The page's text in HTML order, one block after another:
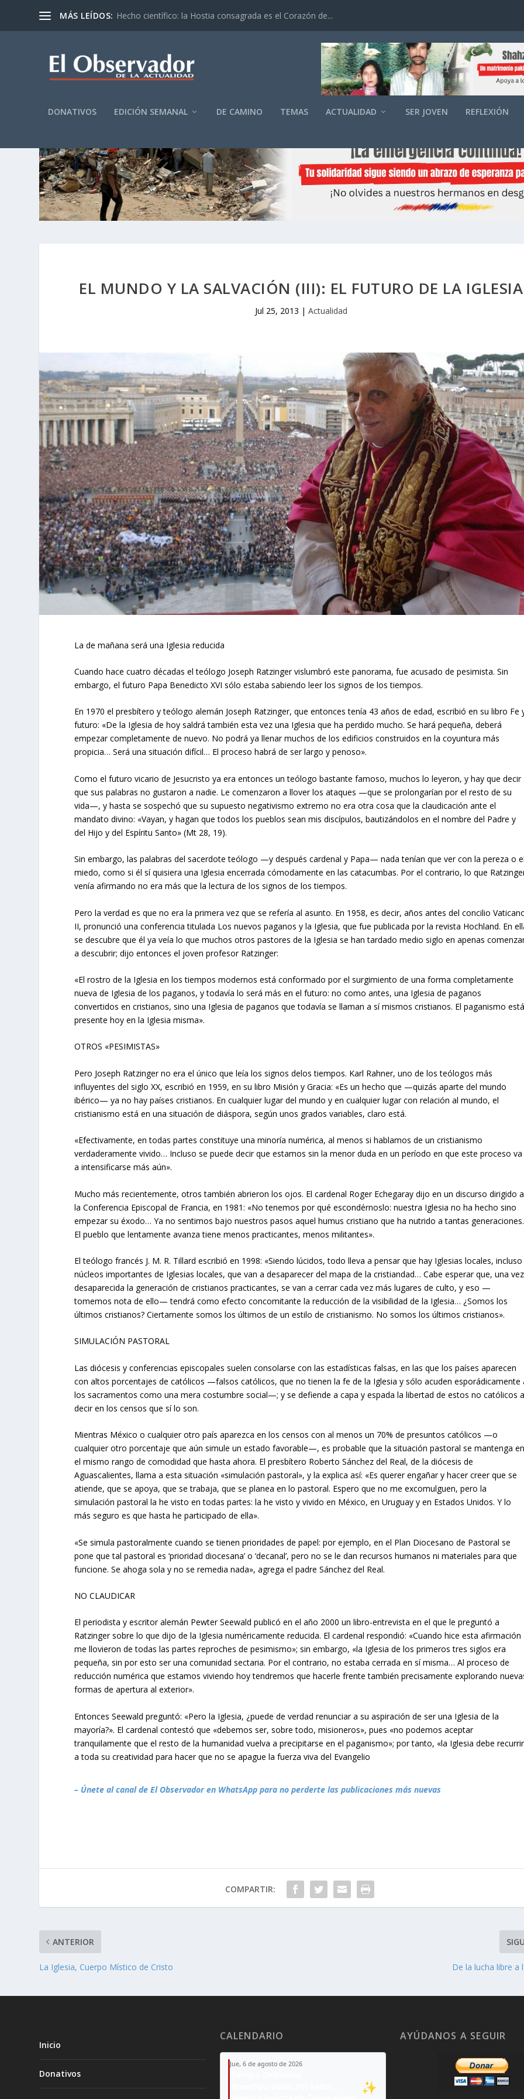
MÁS LEÍDOS: Hecho científico: la Hostia consagrada es el Corazón de...
DONATIVOS EDICIÓN SEMANAL DE CAMINO TEMAS ACTUALIDAD SER JOVEN REFLEXIÓN
EL MUNDO Y LA SALVACIÓN (III): EL FUTURO DE LA IGLESIA
Jul 25, 2013 | Actualidad
La de mañana será una Iglesia reducida
Cuando hace cuatro décadas el teólogo Joseph Ratzinger vislumbró este panorama, fue acusado de pesimista. Sin
embargo, el futuro Papa Benedicto XVI sólo estaba sabiendo leer los signos de los tiempos.
En 1970 el presbítero y teólogo alemán Joseph Ratzinger, que entonces tenía 43 años de edad, escribió en su libro Fe
futuro: «De la Iglesia de hoy saldrá también esta vez una Iglesia que ha perdido mucho. Se hará pequeña, deberá
empezar completamente de nuevo. No podrá ya llenar muchos de los edificios construidos en la coyuntura más
propicia… Será una situación difícil… El proceso habrá de ser largo y penoso».
Como el futuro vicario de Jesucristo ya era entonces un teólogo bastante famoso, muchos lo leyeron, y hay que decir
que sus palabras no gustaron a nadie. Le comenzaron a llover los ataques —que se prolongarían por el resto de su
vida—, y hasta se sospechó que su supuesto negativismo extremo no era otra cosa que la claudicación ante el
mandato divino: «Vayan, y hagan que todos los pueblos sean mis discípulos, bautizándolos en el nombre del Padre y
del Hijo y del Espíritu Santo» (Mt 28, 19).
Sin embargo, las palabras del sacerdote teólogo —y después cardenal y Papa— nada tenían que ver con la pereza o
miedo, como si él sí quisiera una Iglesia encerrada cómodamente en las catacumbas. Por el contrario, lo que
venía afirmando no era más que la lectura de los signos de los tiempos.
Pero la verdad es que no era la primera vez que se refería al asunto. En 1958, es decir, años antes del concilio
II, pronunció una conferencia titulada Los nuevos paganos y la Iglesia, que fue publicada por la revista Hochland. En
se descubre que él ya veía lo que muchos otros pastores de la Iglesia se han tardado medio siglo en apenas
a descubrir; dijo entonces el joven profesor Ratzinger:
«El rostro de la Iglesia en los tiempos modernos está conformado por el surgimiento de una forma completamente
nueva de Iglesia de los paganos, y todavía lo será más en el futuro: no como antes, una Iglesia de paganos
convertidos en cristianos, sino una Iglesia de paganos que todavía se llaman a sí mismos cristianos. El paganismo
presente hoy en la Iglesia misma».
OTROS «PESIMISTAS»
Pero Joseph Ratzinger no era el único que leía los signos delos tiempos. Karl Rahner, uno de los teólogos más
influyentes del siglo XX, escribió en 1959, en su libro Misión y Gracia: «Es un hecho que —quizás aparte del mundo
ibérico— ya no hay países cristianos. En cualquier lugar del mundo y en cualquier lugar con relación al mundo, el
cristianismo está en una situación de diáspora, según unos grados variables, claro está.
«Efectivamente, en todas partes constituye una minoría numérica, al menos si hablamos de un cristianismo
verdaderamente vivido… Incluso se puede decir que estamos sin la menor duda en un período en que este proceso va
a intensificarse más aún».
Mucho más recientemente, otros también abrieron los ojos. El cardenal Roger Echegaray dijo en un discurso dirigido a
la Conferencia Episcopal de Francia, en 1981: «No tenemos por qué escondérnoslo: nuestra Iglesia no ha hecho sino
empezar su éxodo… Ya no sentimos bajo nuestros pasos aquel humus cristiano que ha nutrido a tantas generaciones.
El pueblo que lentamente avanza tiene menos practicantes, menos militantes».
El teólogo francés J. M. R. Tillard escribió en 1998: «Siendo lúcidos, todo lleva a pensar que hay Iglesias locales, incluso
núcleos importantes de Iglesias locales, que van a desaparecer del mapa de la cristiandad… Cabe esperar que, una vez
desaparecida la generación de cristianos practicantes, se van a cerrar cada vez más lugares de culto, y eso —
tomemos nota de ello— tendrá como efecto concomitante la reducción de la visibilidad de la Iglesia… ¿Somos los
últimos cristianos? Ciertamente somos los últimos de un estilo de cristianismo. No somos los últimos cristianos».
SIMULACIÓN PASTORAL
Las diócesis y conferencias episcopales suelen consolarse con las estadísticas falsas, en las que los países aparecen
con altos porcentajes de católicos —falsos católicos, que no tienen la fe de la Iglesia y sólo acuden esporádicamente
los sacramentos como una mera costumbre social—; y se defiende a capa y espada la libertad de estos no católicos
decir en los censos que sí lo son.
Mientras México o cualquier otro país aparezca en los censos con al menos un 70% de presuntos católicos —o
cualquier otro porcentaje que aún simule un estado favorable—, es probable que la situación pastoral se mantenga
el mismo rango de comodidad que hasta ahora. El presbítero Roberto Sánchez del Real, de la diócesis de
Aguascalientes, llama a esta situación «simulación pastoral», y la explica así: «Es querer engañar y hacer creer que se
atiende, que se apoya, que se trabaja, que se planea en lo pastoral. Espero que no me excomulguen, pero la
simulación pastoral la he visto en todas partes: la he visto y vivido en México, en Uruguay y en Estados Unidos. Y lo
más seguro es que hasta he participado de ella».
«Se simula pastoralmente cuando se tienen prioridades de papel: por ejemplo, en el Plan Diocesano de Pastoral se
pone que tal pastoral es ‘prioridad diocesana’ o ‘decanal’, pero no se le dan recursos humanos ni materiales para que
funcione. Se ahoga sola y no se remedia nada», agrega el padre Sánchez del Real.
NO CLAUDICAR
El periodista y escritor alemán Pewter Seewald publicó en el año 2000 un libro-entrevista en el que le preguntó a
Ratzinger sobre lo que dijo de la Iglesia numéricamente reducida. El cardenal respondió: «Cuando hice esta afirmación
me llovieron de todas las partes reproches de pesimismo»; sin embargo, «la Iglesia de los primeros tres siglos era
pequeña, sin por esto ser una comunidad sectaria. Por el contrario, no estaba cerrada en sí misma… Al proceso de
reducción numérica que estamos viviendo hoy tendremos que hacerle frente también precisamente explorando
formas de apertura al exterior».
Entonces Seewald preguntó: «Pero la Iglesia, ¿puede de verdad renunciar a su aspiración de ser una Iglesia de la
mayoría?». El cardenal contestó que «debemos ser, sobre todo, misioneros», pues «no podemos aceptar
tranquilamente que el resto de la humanidad vuelva a precipitarse en el paganismo»; por tanto, «la Iglesia debe recurrir
a toda su creatividad para hacer que no se apague la fuerza viva del Evangelio
– Únete al canal de El Observador en WhatsApp para no perderte las publicaciones más nuevas
COMPARTIR:
ANTERIOR
La Iglesia, Cuerpo Místico de Cristo De la lucha libre a
Inicio
Donativos
CALENDARIO
Jue, 6 de agosto de 2026
✨
AYÚDANOS A SEGUIR